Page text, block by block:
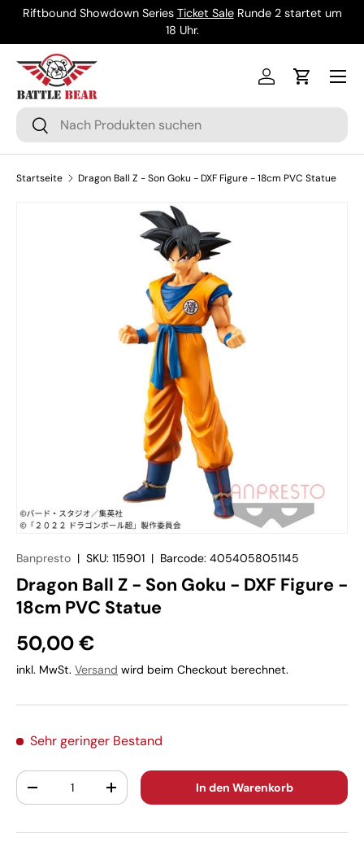
Riftbound Showdown Series Ticket SaleRunde 2 startet um
18 Uhr.
Suchen
Suchen
Einloggen
Menü
Startseite Dragon Ball Z - Son Goku - DXF Figure - 18cm PVC Statue
Banpresto | SKU: 115901 | Barcode: 4054058051145
Dragon Ball Z - Son Goku - DXF Figure -
18cm PVC Statue
50,00 €
inkl. MwSt. Versand wird beim Checkout berechnet.
Sehr geringer Bestand
Anzahl
-
+ In den Warenkorb